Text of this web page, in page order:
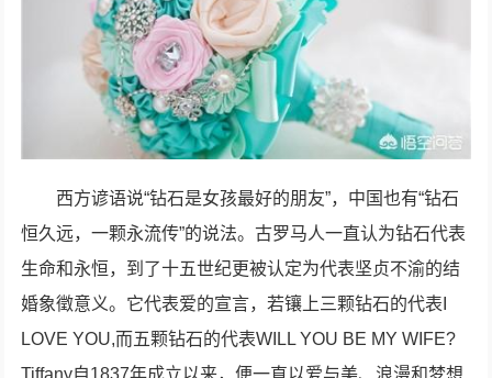
西方谚语说“钻石是女孩最好的朋友”，中国也有“钻石
恒久远，一颗永流传”的说法。古罗马人一直认为钻石代表
生命和永恒，到了十五世纪更被认定为代表坚贞不渝的结
婚象徵意义。它代表爱的宣言，若镶上三颗钻石的代表I
LOVE YOU,而五颗钻石的代表WILL YOU BE MY WIFE?